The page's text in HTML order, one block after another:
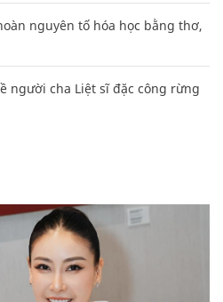
nguyên tố hóa học bằng thơ,
người cha Liệt sĩ đặc công rừng